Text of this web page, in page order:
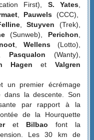
First), S. Yates,
, Pauwels (CCC),
,Stuyven (Trek),
(Sunweb), Perichon,
,Wellens (Lotto),
Pasqualon (Wanty),
Hagenet Valgren
un premier écrémage
dans la descente. Son
par rapport à la
de la Hourquette
et Bilbao font la
Les 30 km de